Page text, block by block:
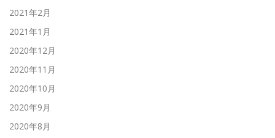
2021年2月
2021年1月
2020年12月
2020年11月
2020年10月
2020年9月
2020年8月